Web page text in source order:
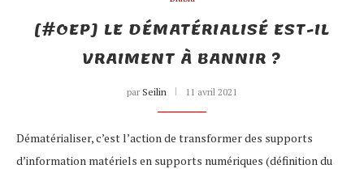
[#OEP] LE DÉMATÉRIALISÉ EST-IL
VRAIMENT À BANNIR ?
par Seilin 11 avril 2021
Dématérialiser, c’est l’action de transformer des supports
d’information matériels en supports numériques (définition du